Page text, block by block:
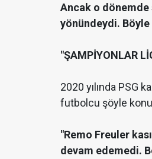
Ancak o
yönündeydi.
"ŞAMPİYONLAR
2020 yılında PSG
futbolcu şöyle
"Remo Freuler
devam edemedi.